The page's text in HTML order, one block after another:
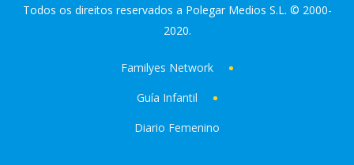
Todos os direitos reservados a Polegar Medios S.L. © 2000-
2020.
Familyes Network
Guía Infantil
Diario Femenino